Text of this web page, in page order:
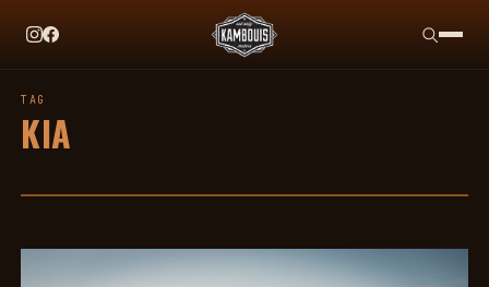
TAG HEUER X TEAM IKUZAWA : LE COME-BACK
TAG
KIA